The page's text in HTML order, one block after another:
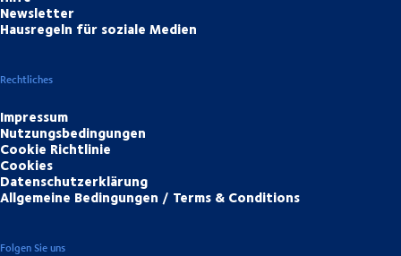
Newsletter
Hausregeln für soziale Medien
Rechtliches
Impressum
Nutzungsbedingungen
Cookie Richtlinie
Cookies
Datenschutzerklärung
Allgemeine Bedingungen / Terms & Conditions
Folgen Sie uns